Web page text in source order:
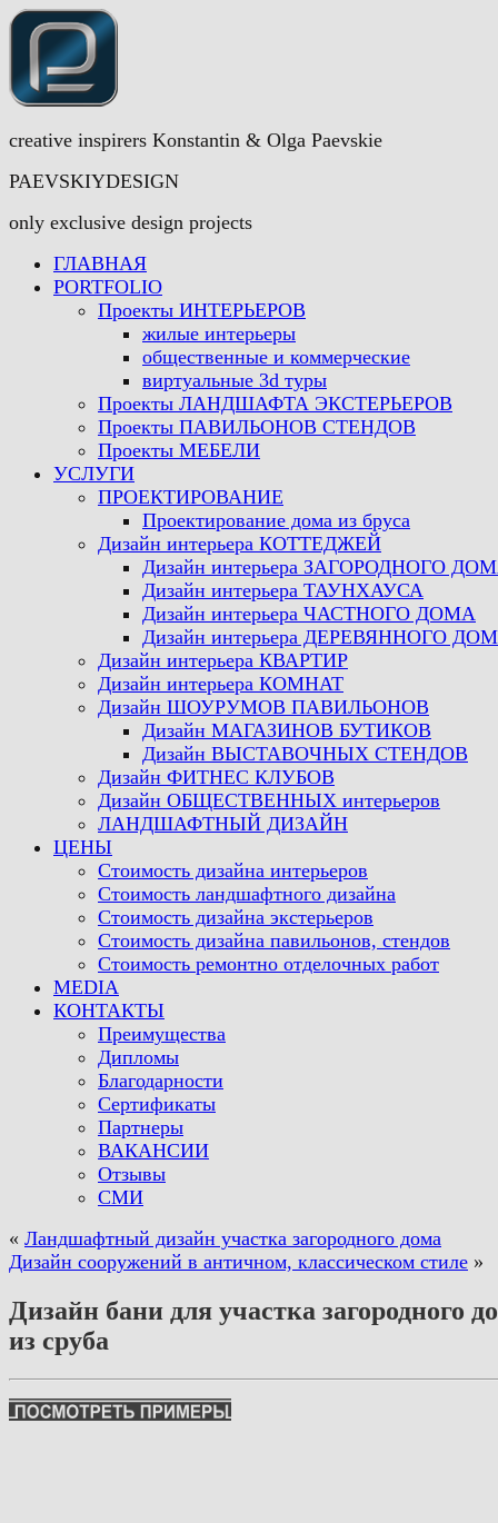
creative inspirers Konstantin & Olga Paevskie
PAEVSKIYDESIGN
only exclusive design projects
ГЛАВНАЯ
PORTFOLIO
Проекты ИНТЕРЬЕРОВ
жилые интерьеры
общественные и коммерческие
виртуальные 3d туры
Проекты ЛАНДШАФТА ЭКСТЕРЬЕРОВ
Проекты ПАВИЛЬОНОВ СТЕНДОВ
Проекты МЕБЕЛИ
УСЛУГИ
ПРОЕКТИРОВАНИЕ
Проектирование дома из бруса
Дизайн интерьера КОТТЕДЖЕЙ
Дизайн интерьера ЗАГОРОДНОГО
Дизайн интерьера ТАУНХАУСА
Дизайн интерьера ЧАСТНОГО ДОМА
Дизайн интерьера ДЕРЕВЯННОГО
Дизайн интерьера КВАРТИР
Дизайн интерьера КОМНАТ
Дизайн ШОУРУМОВ ПАВИЛЬОНОВ
Дизайн МАГАЗИНОВ БУТИКОВ
Дизайн ВЫСТАВОЧНЫХ СТЕНДОВ
Дизайн ФИТНЕС КЛУБОВ
Дизайн ОБЩЕСТВЕННЫХ интерьеров
ЛАНДШАФТНЫЙ ДИЗАЙН
ЦЕНЫ
Стоимость дизайна интерьеров
Стоимость ландшафтного дизайна
Стоимость дизайна экстерьеров
Стоимость дизайна павильонов, стендов
Стоимость ремонтно отделочных работ
MEDIA
КОНТАКТЫ
Преимущества
Дипломы
Благодарности
Сертификаты
Партнеры
ВАКАНСИИ
Отзывы
СМИ
« Ландшафтный дизайн участка загородного дома
Дизайн сооружений в античном, классическом стиле »
Дизайн бани для участка загородного
из сруба